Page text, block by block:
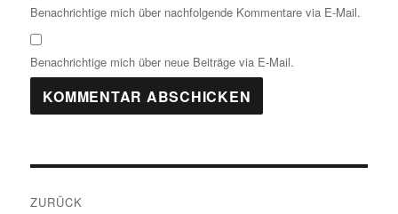
Benachrichtige mich über nachfolgende Kommentare via E-Mail.
Benachrichtige mich über neue Beiträge via E-Mail.
ZURÜCK